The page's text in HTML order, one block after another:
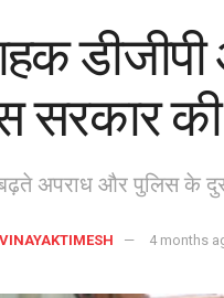
सरकार की
बढ़ते अपराध और पुलिस के
4 months